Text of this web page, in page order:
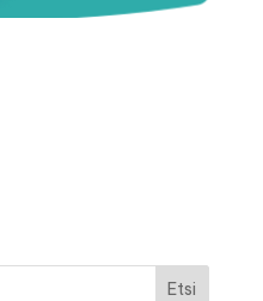
Etsi